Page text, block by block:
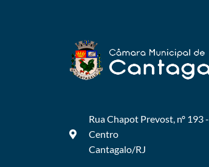
Rua Chapot Prevost, nº 193 -
Centro
Cantagalo/RJ